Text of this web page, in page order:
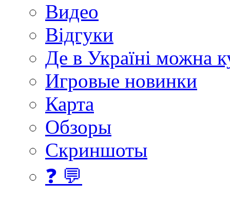
Видео
Відгуки
Де в Україні можна
Игровые новинки
Карта
Обзоры
Скриншоты
❓ 💬